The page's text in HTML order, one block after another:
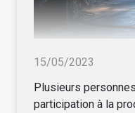
15/05/2023
Plusieurs
participation à la